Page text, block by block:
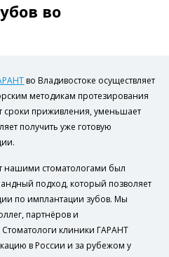
во
во Владивостоке осуществляет
методикам протезирования
сроки приживления, уменьшает
получить уже готовую
нашими стоматологами был
подход, который позволяет
по имплантации зубов. Мы
партнёров и
Стоматологи клиники ГАРАНТ
в России и за рубежом у